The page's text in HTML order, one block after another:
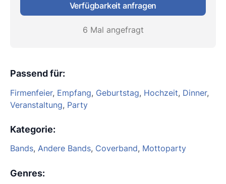
Verfügbarkeit anfragen
6 Mal angefragt
Passend für:
Firmenfeier, Empfang, Geburtstag, Hochzeit, Dinner,
Veranstaltung, Party
Kategorie:
Bands, Andere Bands, Coverband, Mottoparty
Genres: